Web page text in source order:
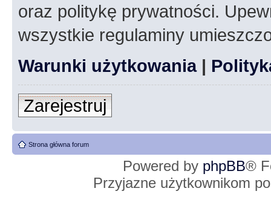
oraz politykę prywatności.
wszystkie regulaminy
Warunki użytkowania|
Zarejestruj
Strona główna forum
Powered by phpBB®
Przyjazne użytkownikom